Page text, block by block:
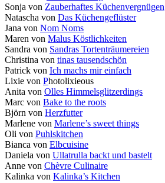
Sonja von Zauberhaftes Küchenvergnügen
Natascha von Das Küchengeflüster
Jana von Nom Noms
Maren von Malus Köstlichkeiten
Sandra von Sandras Tortenträumereien
Christina von tinas tausendschön
Patrick von Ich machs mir einfach
Lixie von Photolixieous
Anita von Olles Himmelsglitzerdings
Marc von Bake to the roots
Björn von Herzfutter
Marlene von Marlene’s sweet things
Oli von Puhlskitchen
Bianca von Elbcuisine
Daniela von Ullatrulla backt und bastelt
Anne von Chèvre Culinaire
Kalinka von Kalinka’s Kitchen